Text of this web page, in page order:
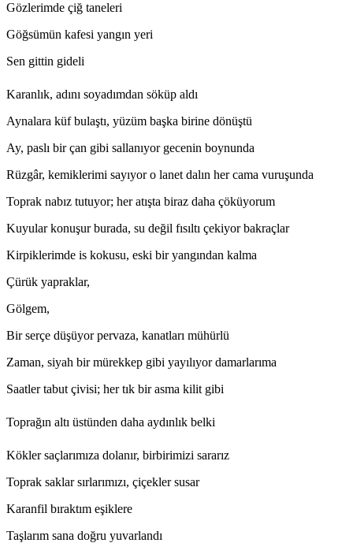
Gözlerimde çiğ taneleri
Göğsümün kafesi yangın yeri
Sen gittin gideli
Karanlık, adını soyadımdan söküp aldı
Aynalara küf bulaştı, yüzüm başka birine dönüştü
Ay, paslı bir çan gibi sallanıyor gecenin boynunda
Rüzgâr, kemiklerimi sayıyor o lanet dalın her cama vuruşunda
Toprak nabız tutuyor; her atışta biraz daha çöküyorum
Kuyular konuşur burada, su değil fısıltı çekiyor bakraçlar
Kirpiklerimde is kokusu, eski bir yangından kalma
Çürük yapraklar,
Gölgem,
Bir serçe düşüyor pervaza, kanatları mühürlü
Zaman, siyah bir mürekkep gibi yayılıyor damarlarıma
Saatler tabut çivisi; her tık bir asma kilit gibi
Toprağın altı üstünden daha aydınlık belki
Kökler saçlarımıza dolanır, birbirimizi sararız
Toprak saklar sırlarımızı, çiçekler susar
Karanfil bıraktım eşiklere
Taşlarım sana doğru yuvarlandı